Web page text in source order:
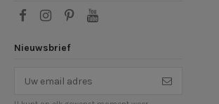
Nieuwsbrief